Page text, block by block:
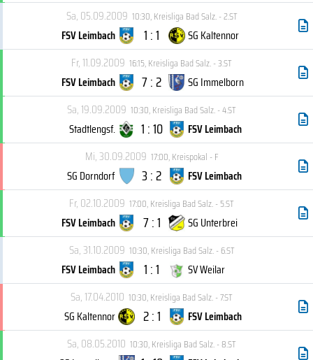
Sa, 05.09.2009 10:30,Kreisliga Bad Salz. - 2.ST
FSV Leimbach 1 : 1
SG Kaltennor
Fr, 11.09.2009 16:15,Kreisliga Bad Salz. - 3.ST
FSV Leimbach 7 : 2
SG Immelborn
Sa, 19.09.2009 10:30,Kreisliga Bad Salz. - 4.ST
Stadtlengsf. 1 : 10
FSV Leimbach
Mi, 30.09.2009 17:00,Kreispokal - F
SG Dorndorf 3 : 2
FSV Leimbach
Fr, 02.10.2009 17:00,Kreisliga Bad Salz. - 5.ST
FSV Leimbach 7 : 1
SG Unterbrei
Sa, 31.10.2009 10:30,Kreisliga Bad Salz. - 6.ST
FSV Leimbach 1 : 1
SV Weilar
Sa, 17.04.2010 10:30,Kreisliga Bad Salz. - 7.ST
SG Kaltennor 2 : 1
FSV Leimbach
Sa, 08.05.2010 10:30,Kreisliga Bad Salz. - 8.ST